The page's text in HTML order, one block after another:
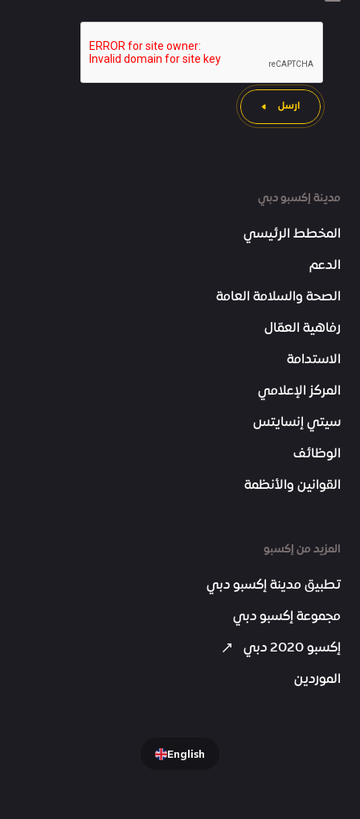
مدينة إكسبو دبي
المخطط الرئيسي
الدعم
الصحة والسلامة العامة
رفاهية العمّال
الاستدامة
المركز الإعلامي
سيتي إنسايتس
الوظائف
القوانين والأنظمة
المزيد من إكسبو
تطبيق مدينة إكسبو دبي
مجموعة إكسبو دبي
إكسبو 2020 دبي
الموردين
ارسل
English